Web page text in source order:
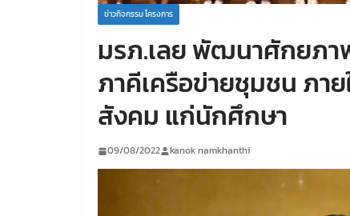
ข่าวกิจกรรม โครงการ
มรภ.เลย พัฒนาศักยภา
ภาคีเครือข่ายชุมชน ภา
สังคม แก่นักศึกษา
09/08/2022 kanok namkhanthi